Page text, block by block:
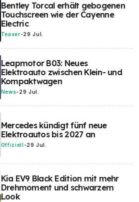
Bentley Torcal erhält gebogenen
Touchscreen wie der Cayenne
Electric
Teaser-29 Jul.
Leapmotor B03: Neues
Elektroauto zwischen Klein- und
Kompaktwagen
News- 29 Jul.
Mercedes kündigt fünf neue
Elektroautos bis 2027 an
Offiziell -29 Jul.
Kia EV9 Black Edition mit mehr
Drehmoment und schwarzem
Look